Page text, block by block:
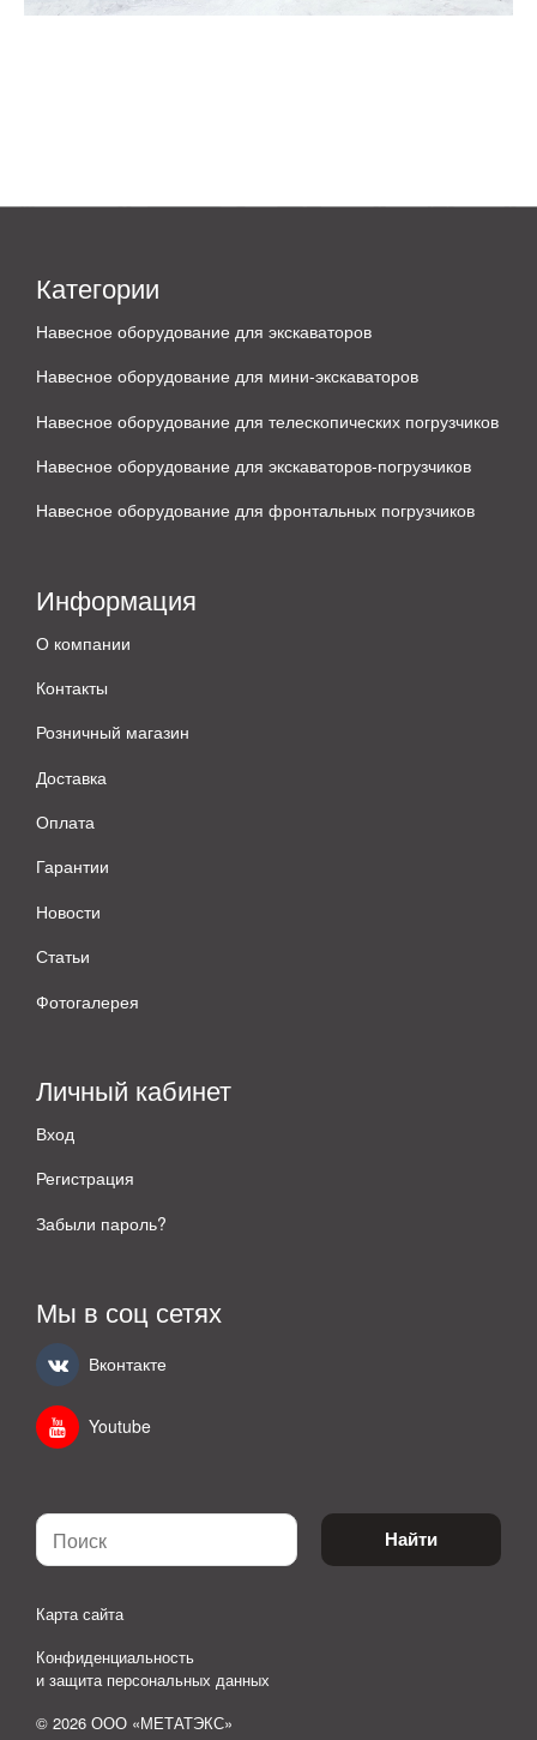
Категории
Навесное оборудование для экскаваторов
Навесное оборудование для мини-экскаваторов
Навесное оборудование для телескопических погрузчиков
Навесное оборудование для экскаваторов-погрузчиков
Навесное оборудование для фронтальных погрузчиков
Информация
О компании
Контакты
Розничный магазин
Доставка
Оплата
Гарантии
Новости
Статьи
Фотогалерея
Личный кабинет
Вход
Регистрация
Забыли пароль?
Мы в соц сетях
Вконтакте
Youtube
Найти
Карта сайта
Конфиденциальность
и защита персональных данных
© 2026 ООО «МЕТАТЭКС»